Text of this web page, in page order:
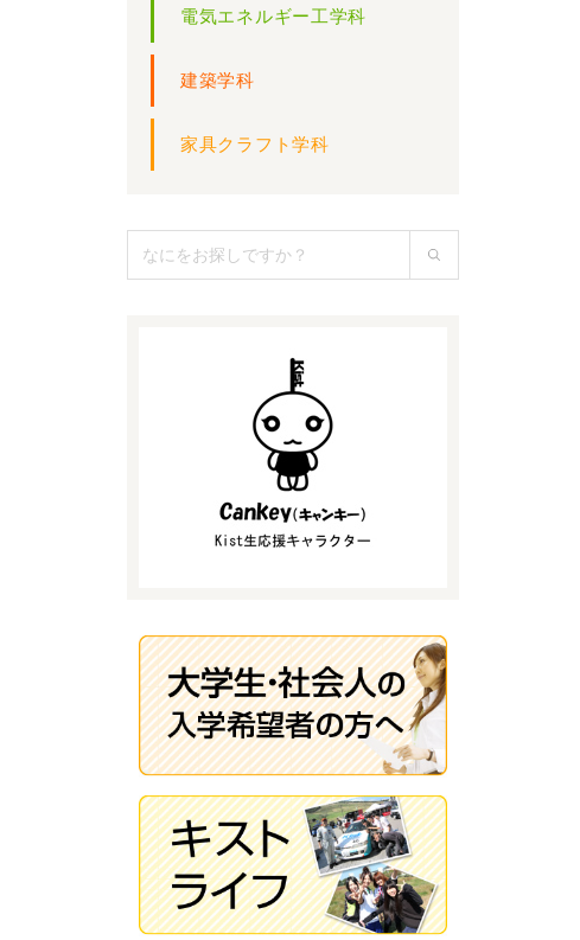
電気エネルギー工学科
建築学科
家具クラフト学科